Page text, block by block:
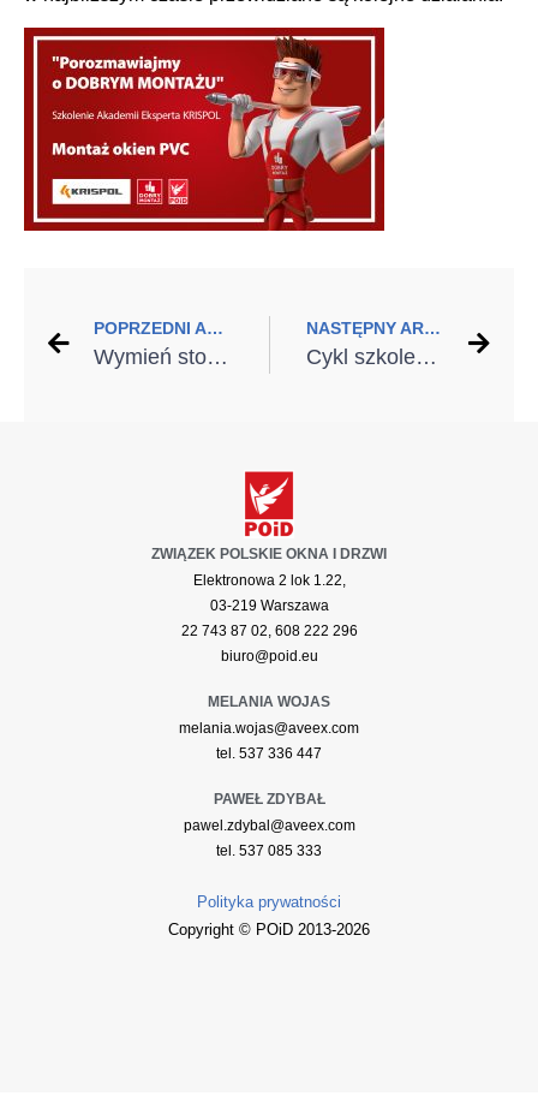
POPRZEDNI ARTYKUŁ
Wymień stolarkę z dofinansowaniem!
NASTĘPNY ARTYKUŁ
Cykl szkoleń PORTA w ramach grupy „Porozmawiajmy o DOBRY MONTAŻU”
ZWIĄZEK POLSKIE OKNA I DRZWI
Elektronowa 2 lok 1.22,
03-219 Warszawa
22 743 87 02, 608 222 296
biuro@poid.eu
MELANIA WOJAS
melania.wojas@aveex.com
tel. 537 336 447
PAWEŁ ZDYBAŁ
pawel.zdybal@aveex.com
tel. 537 085 333
Polityka prywatności
Copyright © POiD 2013-2026